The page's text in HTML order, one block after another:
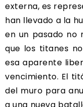
externa, es
han llevado a la
en un pasado no
que los titanes
esa aparente
vencimiento. El
del muro para